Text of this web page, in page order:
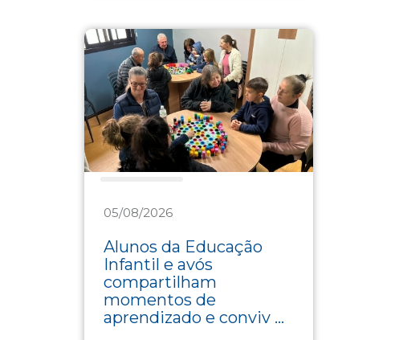
05/08/2026
Alunos da Educação
Infantil e avós
compartilham
momentos de
aprendizado e conviv ...